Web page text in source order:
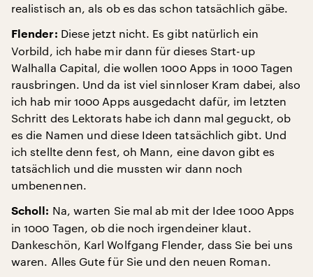
realistisch an, als ob es das schon tatsächlich gäbe.
Flender: Diese jetzt nicht. Es gibt natürlich ein
Vorbild, ich habe mir dann für dieses Start-up
Walhalla Capital, die wollen 1000 Apps in 1000 Tagen
rausbringen. Und da ist viel sinnloser Kram dabei, also
ich hab mir 1000 Apps ausgedacht dafür, im letzten
Schritt des Lektorats habe ich dann mal geguckt, ob
es die Namen und diese Ideen tatsächlich gibt. Und
ich stellte denn fest, oh Mann, eine davon gibt es
tatsächlich und die mussten wir dann noch
umbenennen.
Scholl: Na, warten Sie mal ab mit der Idee 1000 Apps
in 1000 Tagen, ob die noch irgendeiner klaut.
Dankeschön, Karl Wolfgang Flender, dass Sie bei uns
waren. Alles Gute für Sie und den neuen Roman.